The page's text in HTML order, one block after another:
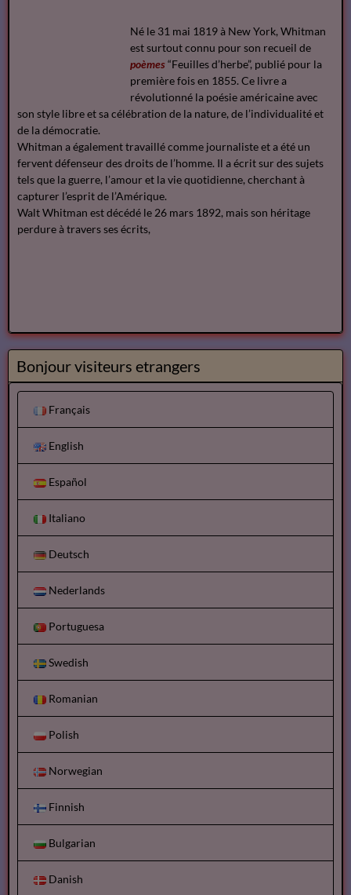
Né le 31 mai 1819 à New York, Whitman
est surtout connu pour son recueil de
poèmes “Feuilles d’herbe”, publié pour la
première fois en 1855. Ce livre a
révolutionné la poésie américaine avec
son style libre et sa célébration de la nature, de l’individualité et
de la démocratie.
Whitman a également travaillé comme journaliste et a été un
fervent défenseur des droits de l’homme. Il a écrit sur des sujets
tels que la guerre, l’amour et la vie quotidienne, cherchant à
capturer l’esprit de l’Amérique.
Walt Whitman est décédé le 26 mars 1892, mais son héritage
perdure à travers ses écrits,
Bonjour visiteurs etrangers
Français
English
Español
Italiano
Deutsch
Nederlands
Portuguesa
Swedish
Romanian
Polish
Norwegian
Finnish
Bulgarian
Danish